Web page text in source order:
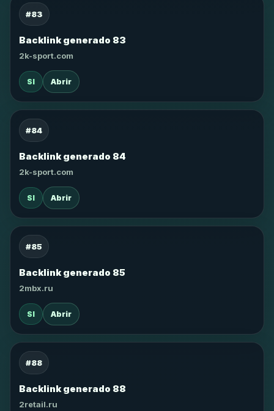
#83
Backlink generado 83
2k-sport.com
SI Abrir
#84
Backlink generado 84
2k-sport.com
SI Abrir
#85
Backlink generado 85
2mbx.ru
SI Abrir
#88
Backlink generado 88
2retail.ru